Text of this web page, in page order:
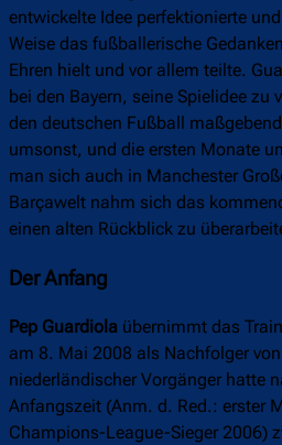
entwickelte Idee perfektionierte
Weise das fußballerische
Ehren hielt und vor allem teilte.
bei den Bayern, seine Spielidee zu
den deutschen Fußball
umsonst, und die ersten Monate
man sich auch in Manchester
Barçawelt nahm sich das
einen alten Rückblick zu
Der Anfang
Pep Guardiola übernimmt das
am 8. Mai 2008 als Nachfolger
niederländischer Vorgänger hatte
Anfangszeit (Anm. d. Red.: erster
Champions-League-Sieger 2006)